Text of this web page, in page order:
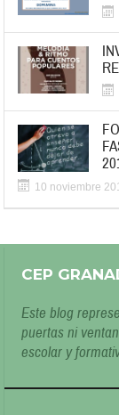
10 noviembre
CEP
Este blog
puertas ni
escolar y